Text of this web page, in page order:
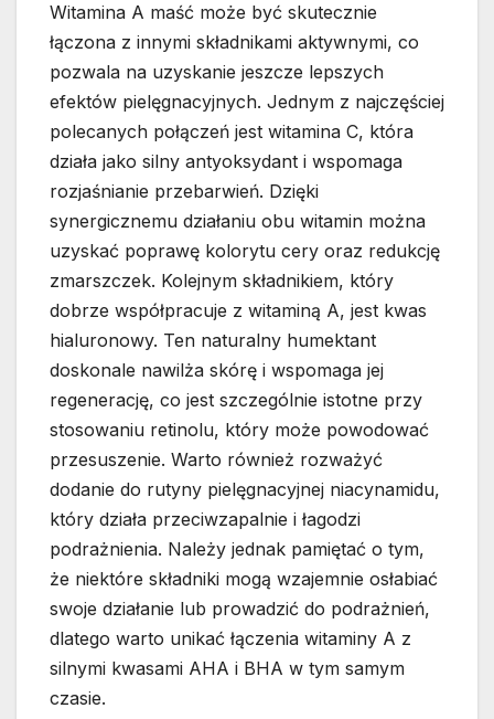
Witamina A maść może być skutecznie
łączona z innymi składnikami aktywnymi, co
pozwala na uzyskanie jeszcze lepszych
efektów pielęgnacyjnych. Jednym z najczęściej
polecanych połączeń jest witamina C, która
działa jako silny antyoksydant i wspomaga
rozjaśnianie przebarwień. Dzięki
synergicznemu działaniu obu witamin można
uzyskać poprawę kolorytu cery oraz redukcję
zmarszczek. Kolejnym składnikiem, który
dobrze współpracuje z witaminą A, jest kwas
hialuronowy. Ten naturalny humektant
doskonale nawilża skórę i wspomaga jej
regenerację, co jest szczególnie istotne przy
stosowaniu retinolu, który może powodować
przesuszenie. Warto również rozważyć
dodanie do rutyny pielęgnacyjnej niacynamidu,
który działa przeciwzapalnie i łagodzi
podrażnienia. Należy jednak pamiętać o tym,
że niektóre składniki mogą wzajemnie osłabiać
swoje działanie lub prowadzić do podrażnień,
dlatego warto unikać łączenia witaminy A z
silnymi kwasami AHA i BHA w tym samym
czasie.